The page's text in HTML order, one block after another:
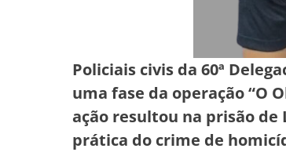
Policiais civis da 60ª
uma fase da operação “O
ação resultou na prisão de
prática do crime de